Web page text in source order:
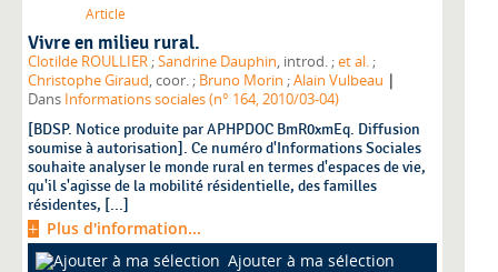
Article
Vivre en milieu rural.
Clotilde ROULLIER ;Sandrine Dauphin , introd. ;et al. ;
Christophe Giraud
, coor. ; Bruno Morin ;Alain Vulbeau |
Dans Informations sociales (n° 164, 2010/03-04)
[BDSP. Notice produite par APHPDOC BmR0xmEq. Diffusion
soumise à autorisation]. Ce numéro d'Informations Sociales
souhaite analyser le monde rural en termes d'espaces de vie,
qu'il s'agisse de la mobilité résidentielle, des familles
résidentes, [...]
Plus d'information...
Ajouter à ma sélection